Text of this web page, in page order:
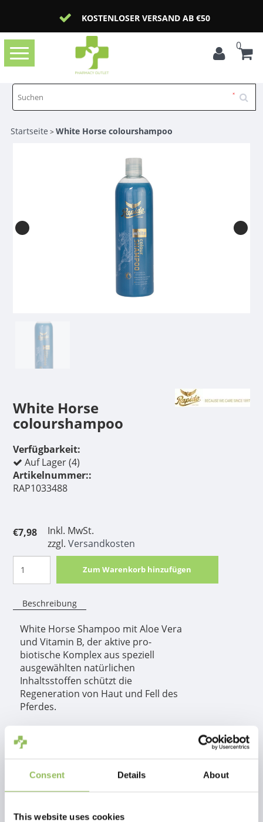
Consent Details About
This website uses cookies
KOSTENLOSER VERSAND AB €50
Toggle
navigation
0
Startseite >White Horse colourshampoo
White Horse
colourshampoo
Verfügbarkeit:
Auf Lager (4)
Artikelnummer::
RAP1033488
€7,98
Inkl. MwSt.
zzgl. Versandkosten
Zum Warenkorb hinzufügen
Beschreibung
White Horse Shampoo mit Aloe Vera
und Vitamin B, der aktive pro-
biotische Komplex aus speziell
ausgewählten natürlichen
Inhaltsstoffen schützt die
Regeneration von Haut und Fell des
Pferdes.
Produktinformation
White Horse Shampoo mit Aloe Vera und Vitamin B, der aktive pro-